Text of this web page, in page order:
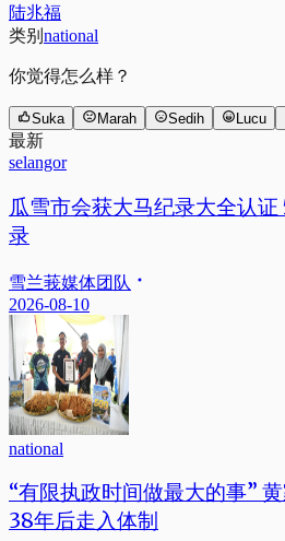
陆兆福
类别 national
你觉得怎么样？
Suka Marah Sedih Lucu
最新
selangor
瓜雪市会获大马纪录大全认证
录
雪兰莪媒体团队
2026-08-10
national
“有限执政时间做最大的事”
38年后走入体制